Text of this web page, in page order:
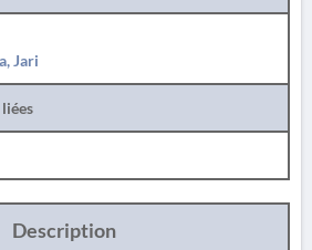
Jari
Description